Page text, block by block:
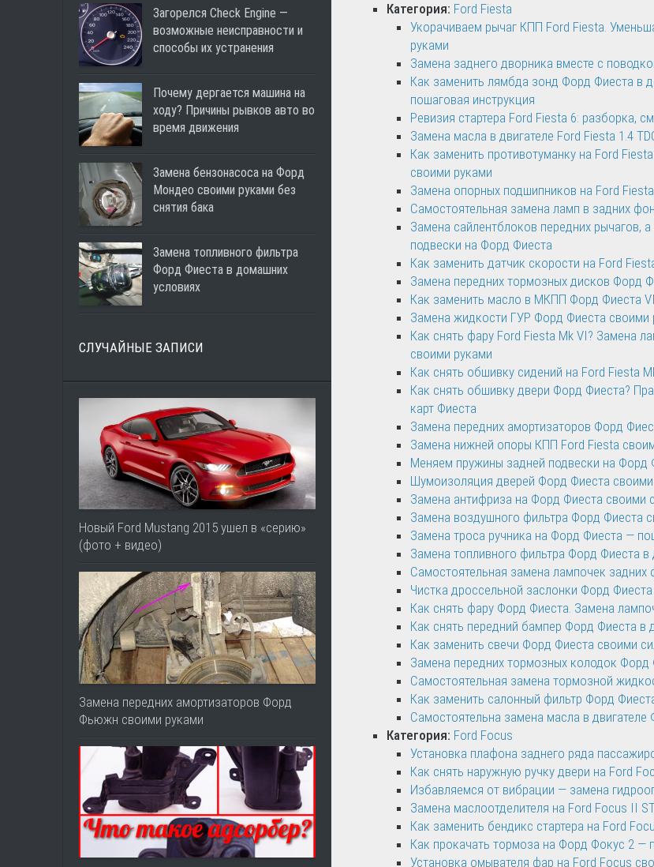
Категория: Ford Fiesta
Укорачиваем рычаг КПП Ford Fiesta.
руками
Замена заднего дворника вместе с
Как заменить лямбда зонд Форд Фиеста в
пошаговая инструкция
Ревизия стартера Ford Fiesta 6: разборка,
Замена масла в двигателе Ford Fiesta 1.4
Как заменить противотуманку на Ford
своими руками
Замена опорных подшипников на Ford
Самостоятельная замена ламп в задних
Замена сайлентблоков передних рычагов,
подвески на Форд Фиеста
Как заменить датчик скорости на Ford
Замена передних тормозных дисков Форд
Как заменить масло в МКПП Форд Фиеста
Замена жидкости ГУР Форд Фиеста своими
Как снять фару Ford Fiesta Mk VI? Замена
своими руками
Как снять обшивку сидений на Ford Fiesta
Как снять обшивку двери Форд Фиеста?
карт Фиеста
Замена передних амортизаторов Форд
Замена нижней опоры КПП Ford Fiesta
Меняем пружины задней подвески на Форд
Шумоизоляция дверей Форд Фиеста
Замена антифриза на Форд Фиеста своими
Замена воздушного фильтра Форд Фиеста
Замена троса ручника на Форд Фиеста —
Замена топливного фильтра Форд Фиеста
Самостоятельная замена лампочек
Чистка дроссельной заслонки Форд
Как снять фару Форд Фиеста. Замена
Как снять передний бампер Форд Фиеста в
Как заменить свечи Форд Фиеста своими
Замена передних тормозных колодок Форд
Самостоятельная замена тормозной
Как заменить салонный фильтр Форд
Самостоятельна замена масла в
Категория: Ford Focus
Установка плафона заднего ряда
Как снять наружную ручку двери на Ford
Избавляемся от вибрации — замена
Замена маслоотделителя на Ford Focus II
Как заменить бендикс стартера на Ford
Как прокачать тормоза на Форд Фокус 2 —
Установка омывателя фар на Ford Focus
Загорелся Check Engine —
возможные неисправности и
способы их устранения
Почему дергается машина на
ходу? Причины рывков авто во
время движения
Замена бензонасоса на Форд
Мондео своими руками без
снятия бака
Замена топливного фильтра
Форд Фиеста в домашних
условиях
СЛУЧАЙНЫЕ ЗАПИСИ
Новый Ford Mustang 2015 ушел в «серию»
(фото + видео)
Замена передних амортизаторов Форд
Фьюжн своими руками